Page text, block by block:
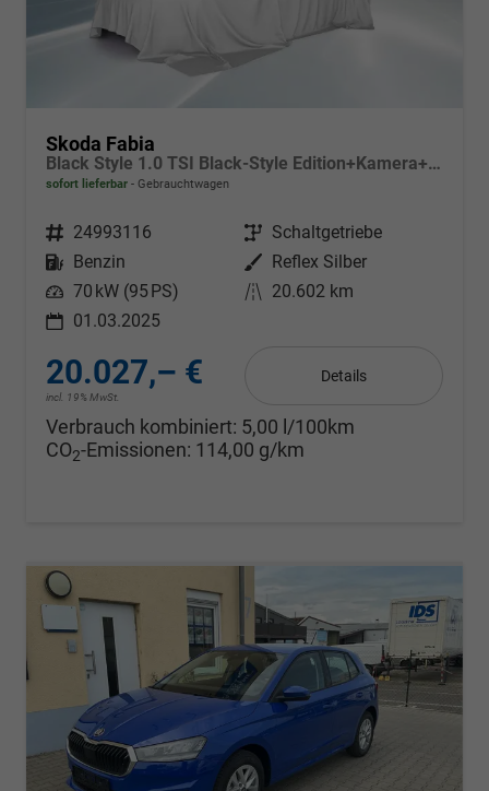
Skoda Fabia
Black Style 1.0 TSI Black-Style Edition+Kamera+Sitzheizung+Tempomat+LED
sofort lieferbar Gebrauchtwagen
Fahrzeugnr. 24993116 Getriebe Schaltgetriebe
Kraftstoff
Benzin Außenfarbe
Reflex Silber
Leistung 70 kW (95 PS) Kilometerstand 20.602 km
01.03.2025
20.027,– €
incl. 19% MwSt.
Details
Verbrauch kombiniert: 5,00 l/100km
CO2-Emissionen: 114,00 g/km